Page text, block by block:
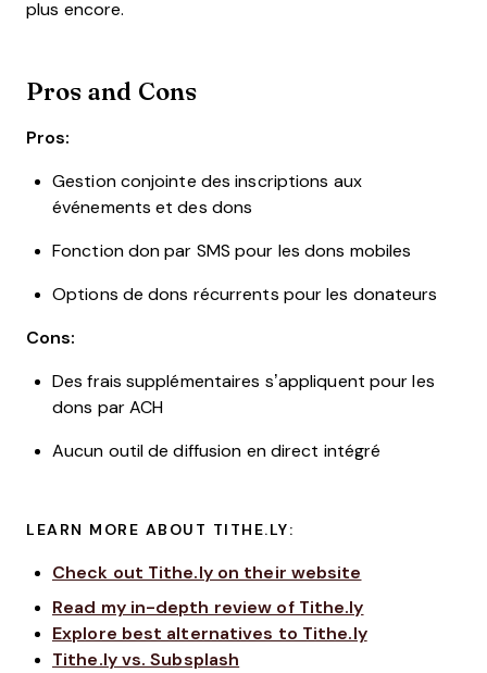
plus encore.
Pros and Cons
Pros:
Gestion conjointe des inscriptions aux
événements et des dons
Fonction don par SMS pour les dons mobiles
Options de dons récurrents pour les donateurs
Cons:
Des frais supplémentaires s’appliquent pour les
dons par ACH
Aucun outil de diffusion en direct intégré
LEARN MORE ABOUT TITHE.LY:
Check out Tithe.ly on their website
Read my in-depth review of Tithe.ly
Explore best alternatives to Tithe.ly
Tithe.ly vs. Subsplash